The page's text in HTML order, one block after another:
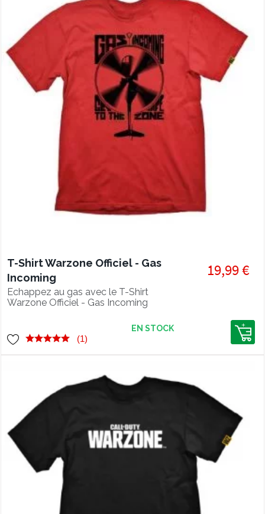
T-Shirt Warzone Officiel - Gas
Incoming
Echappez au gas avec le T-Shirt
Warzone Officiel - Gas Incoming
19,99 €
(1)
EN STOCK